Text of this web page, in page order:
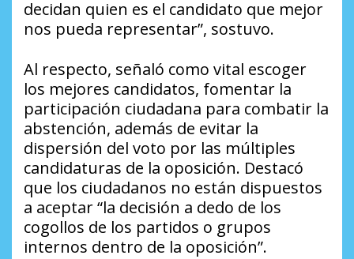
decidan quien es el candidato que mejor
nos pueda representar”, sostuvo.
Al respecto, señaló como vital escoger
los mejores candidatos, fomentar la
participación ciudadana para combatir la
abstención, además de evitar la
dispersión del voto por las múltiples
candidaturas de la oposición. Destacó
que los ciudadanos no están dispuestos
a aceptar “la decisión a dedo de los
cogollos de los partidos o grupos
internos dentro de la oposición”.